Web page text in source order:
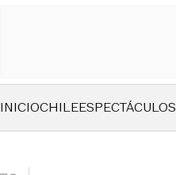
INICIOCHILEESPECTÁCULOS